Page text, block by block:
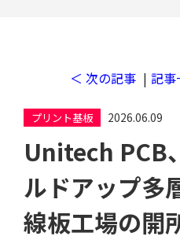
工場
＜ 次の記事 | 記事
プリント基板 2026.06.09
Unitech PCB
ルドアップ多
線板工場の開